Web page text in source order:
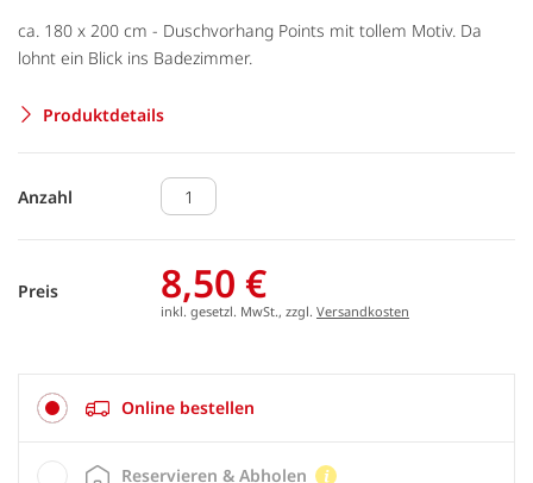
ca. 180 x 200 cm - Duschvorhang Points mit tollem Motiv. Da
lohnt ein Blick ins Badezimmer.
Produktdetails
Anzahl
Preis 8,50 €
inkl. gesetzl. MwSt., zzgl. Versandkosten
Online bestellen
Reservieren & Abholen